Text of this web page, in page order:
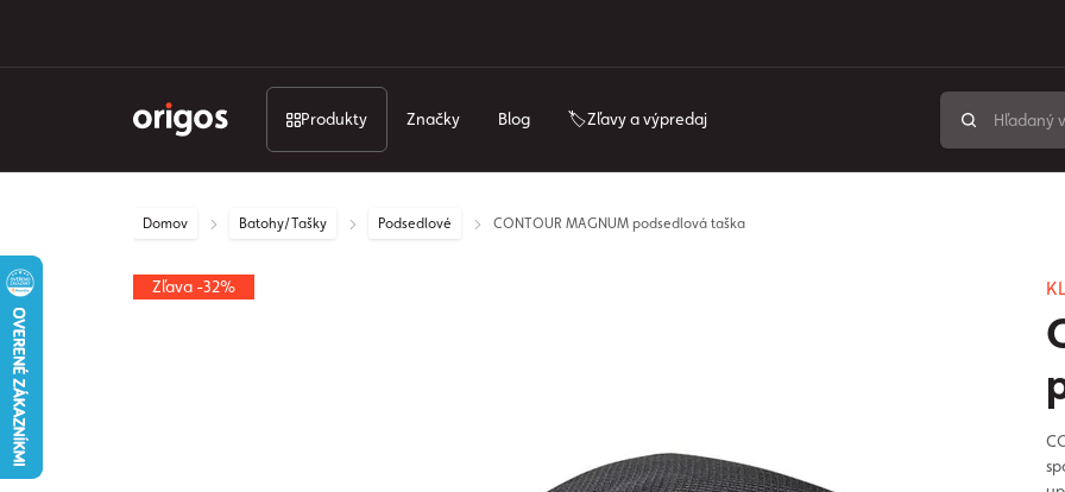
Produkty Značky Blog 🏷️Zľavy a výpredaj
Domov Batohy/Tašky Podsedlové CONTOUR MAGNUM podsedlová taška
Zľava -32%